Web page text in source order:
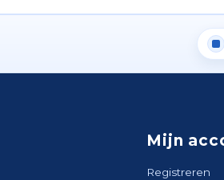
Mijn
Registreren